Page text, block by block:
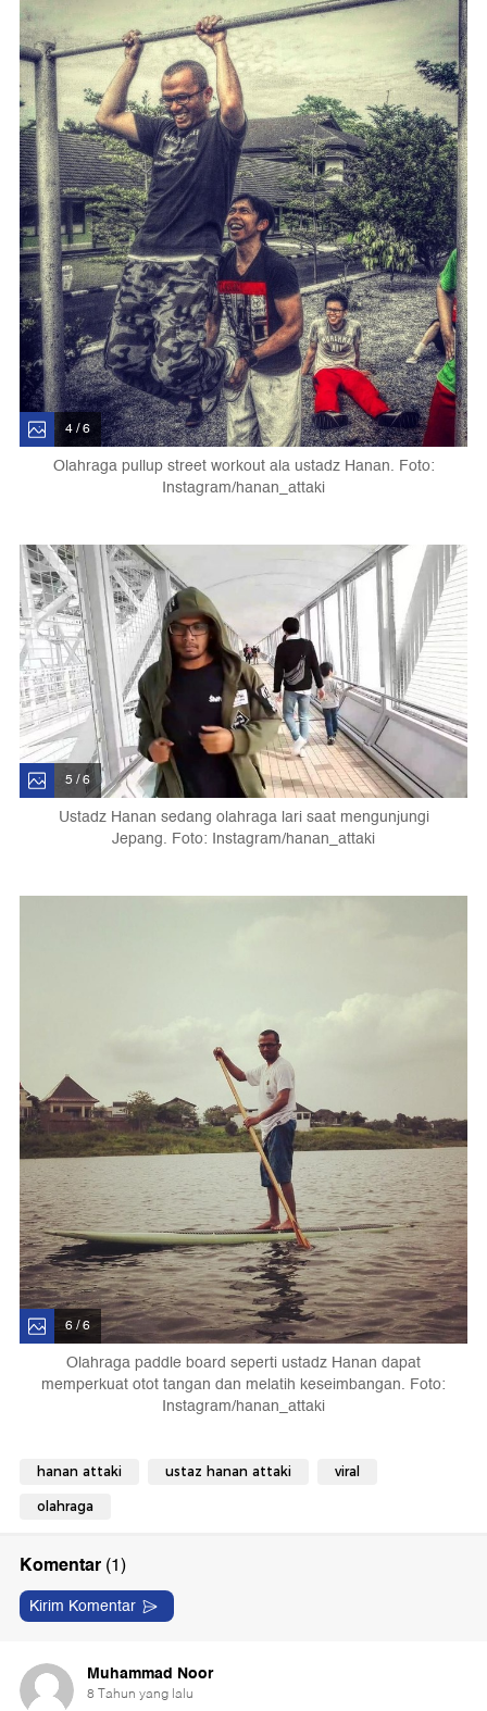
4 / 6
Olahraga pullup street workout ala ustadz Hanan. Foto:
Instagram/hanan_attaki
5 / 6
Ustadz Hanan sedang olahraga lari saat mengunjungi
Jepang. Foto: Instagram/hanan_attaki
6 / 6
Olahraga paddle board seperti ustadz Hanan dapat
memperkuat otot tangan dan melatih keseimbangan. Foto:
Instagram/hanan_attaki
hanan attaki ustaz hanan attaki viral
olahraga